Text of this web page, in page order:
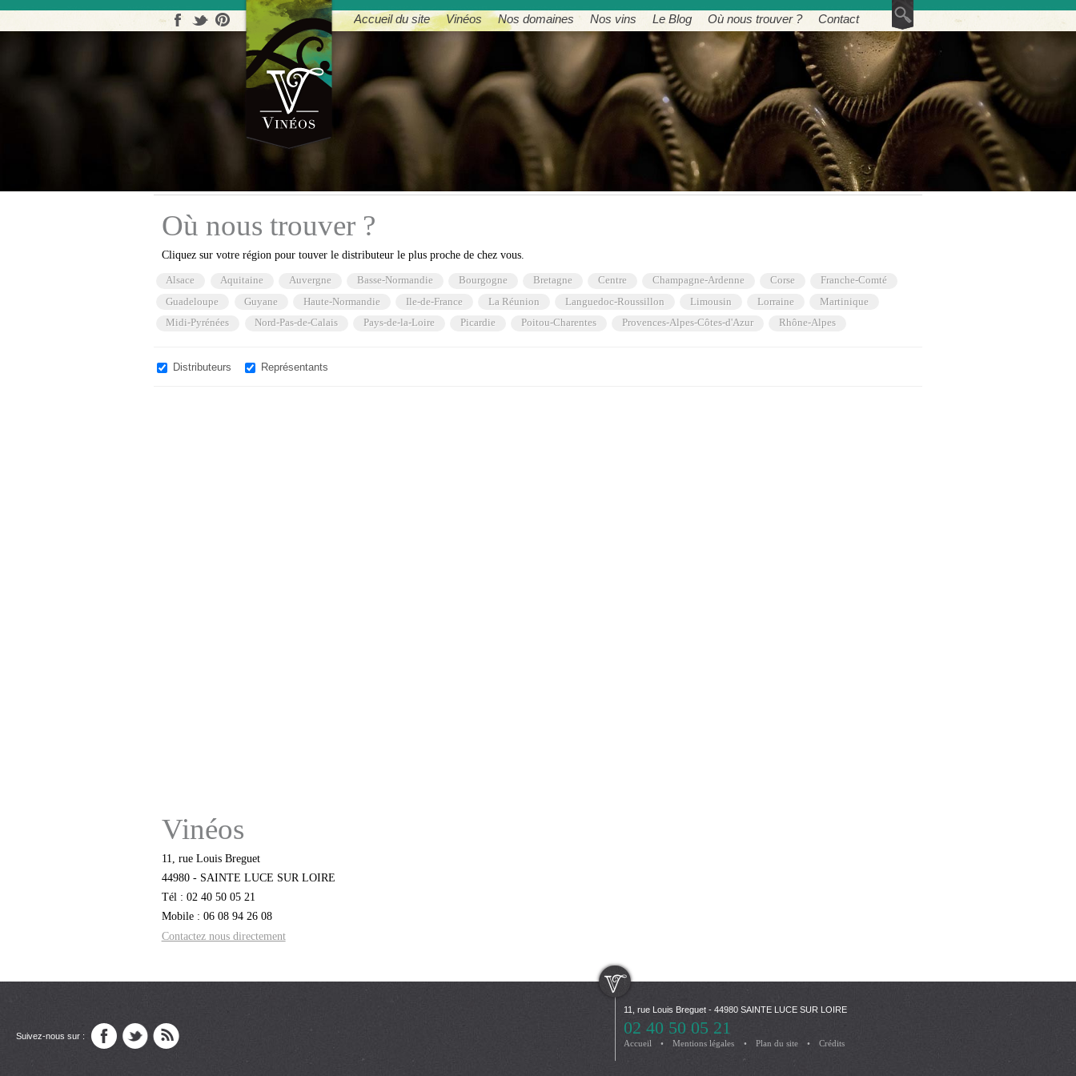
Accueil du site
Vinéos Nos domaines Nos vins Le Blog Où nous trouver ? Contact
Où nous trouver ?
Cliquez sur votre région pour touver le distributeur le plus proche de chez vous.
Alsace Aquitaine Auvergne Basse-Normandie Bourgogne Bretagne Centre Champagne-Ardenne Corse
Franche-Comté
Guadeloupe
Guyane Haute-Normandie Ile-de-France La Réunion Languedoc-Roussillon Limousin Lorraine
Martinique
Midi-Pyrénées
Nord-Pas-de-Calais Pays-de-la-Loire Picardie Poitou-Charentes Provences-Alpes-Côtes-d'Azur Rhône-Alpes
Distributeurs Représentants
Vinéos
11, rue Louis Breguet
44980 - SAINTE LUCE SUR LOIRE
Tél : 02 40 50 05 21
Mobile : 06 08 94 26 08
Contactez nous directement
11, rue Louis Breguet - 44980 SAINTE LUCE SUR LOIRE
02 40 50 05 21
Accueil Mentions légales Plan du site Crédits
Suivez-nous sur :